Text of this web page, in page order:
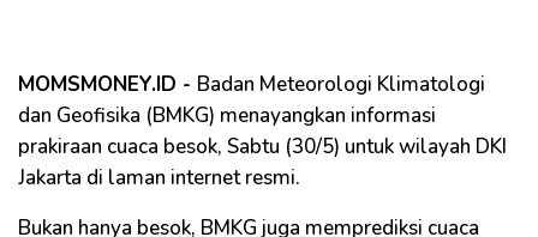
MOMSMONEY.ID - Badan Meteorologi Klimatologi
dan Geofisika (BMKG) menayangkan informasi
prakiraan cuaca besok, Sabtu (30/5) untuk wilayah DKI
Jakarta di laman internet resmi.
Bukan hanya besok, BMKG juga memprediksi cuaca